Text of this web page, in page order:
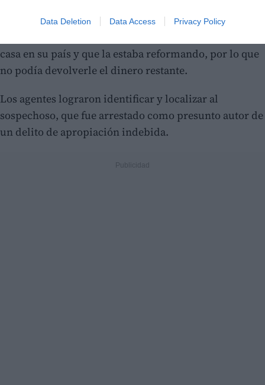
Data Deletion Data Access Privacy Policy
casa en su país y que la estaba reformando, por lo que
no podía devolverle el dinero restante.
Los agentes lograron identificar y localizar al
sospechoso, que fue arrestado como presunto autor de
un delito de apropiación indebida.